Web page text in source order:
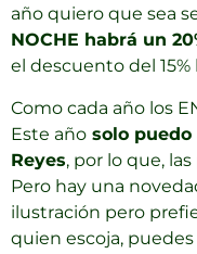
año quiero que sea
NOCHE habrá un
el descuento del
Como cada año los
Este año solo
Reyes, por lo que,
Pero hay una
ilustración pero
quien escoja, puedes